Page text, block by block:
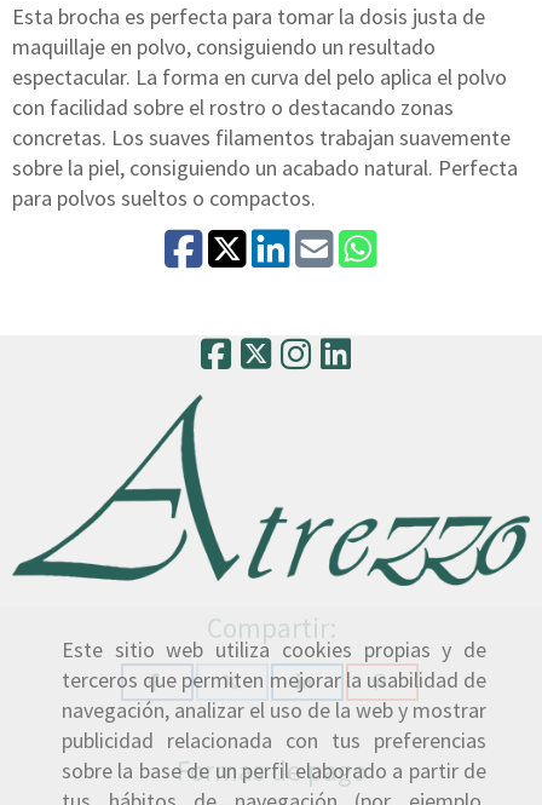
Este sitio web utiliza cookies propias y de
terceros que permiten mejorar la usabilidad de
navegación, analizar el uso de la web y mostrar
publicidad relacionada con tus preferencias
sobre la base de un perfil elaborado a partir de
Esta brocha es perfecta para tomar la dosis justa de
maquillaje en polvo, consiguiendo un resultado
espectacular. La forma en curva del pelo aplica el polvo
con facilidad sobre el rostro o destacando zonas
concretas. Los suaves filamentos trabajan suavemente
sobre la piel, consiguiendo un acabado natural. Perfecta
para polvos sueltos o compactos.
Compartir:
Formas de pago